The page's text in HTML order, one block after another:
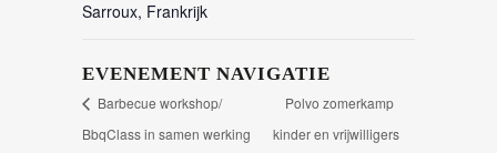
Sarroux, Frankrijk
EVENEMENT NAVIGATIE
Barbecue workshop/
BbqClass in samen werking
Polvo zomerkamp
kinder en vrijwilligers